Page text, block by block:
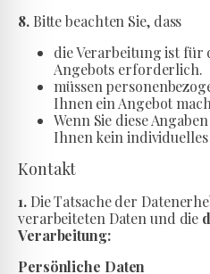
8.Bitte beachten Sie, dass
die Verarbeitung ist für
Angebots erforderlich.
müssen
Ihnen ein Angebot
Wenn Sie diese
Ihnen kein
Kontakt
1.Die Tatsache der
verarbeiteten Daten und die
Verarbeitung:
Persönliche Daten